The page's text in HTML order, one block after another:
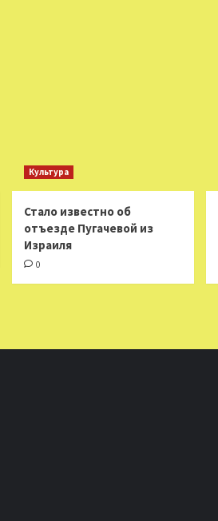
Культура
Стало известно об
отъезде Пугачевой из
Израиля
0